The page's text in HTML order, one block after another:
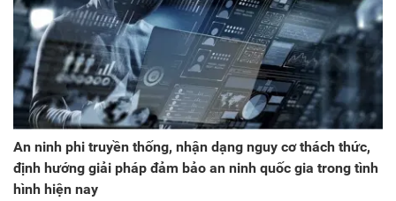
An ninh phi truyền thống, nhận dạng nguy cơ thách thức,
định hướng giải pháp đảm bảo an ninh quốc gia trong tình
hình hiện nay